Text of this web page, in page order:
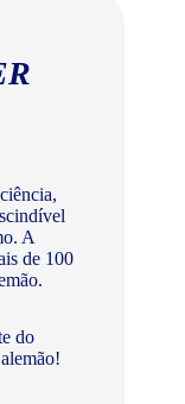
A
de 100
do